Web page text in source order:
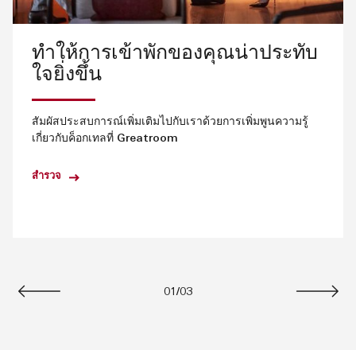
ทำให้การเข้าพักของคุณน่าประทับ
ใจยิ่งขึ้น
สัมผัสประสบการณ์เพิ่มเติมไปกับเราด้วยการเพิ่มพูนความรู้
เกี่ยวกับค็อกเทลที่ Greatroom
สำรวจ
01 /03